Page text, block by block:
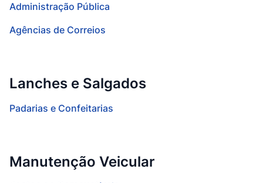
Administração Pública
Agências de Correios
Lanches e Salgados
Padarias e Confeitarias
Manutenção Veicular